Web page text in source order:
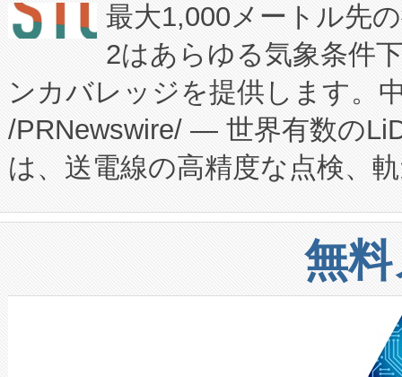
患者にとっての費用負担を大
のアクセスを大幅に拡大する
Fully-Connected Continuous
プログラムには、施設設計・
に関する技術移転および知的
構造化トレーニングカリキュ
上げおよび商用化段階におけ
設備整備および立ち上げ調整
加組織は、Enzeneのバイオ
選定された製品について、自
President原信平）と、エンタ
ードするVoltaiqは、日本にあ
ーエネルギー貯蔵システム（
た。 Voltaiq独自のAI搭載プラ
定、統合、導入、運用に至る
安全性を追跡し、確保する事
増加しているデータセンター
る電力網に大きな負担をかけ
事業者の負担軽減という課題
系統連系を迅速にし、ピーク
最大1,000メートル先
2はあらゆる気象条件
ンカバレッジを提供します。
/PRNewswire/ — 世界有数の
は、送電線の高精度な点検、
や穀物倉庫におけるバルク材
リューション「Avia 2」を発
したAvia 2は、1,000メート
狭視野のFOVを切り替えるこ
ケーブル、枝などの細かな対
無